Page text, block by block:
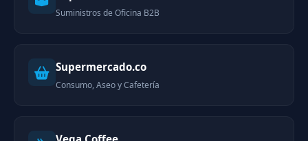
Suministros de Oficina B2B
Supermercado.co
Consumo, Aseo y Cafetería